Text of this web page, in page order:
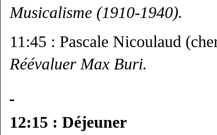
Musicalisme (1910-1940).
11:45 : Pascale Nicoulaud
Réévaluer Max Buri.
12:15 : Déjeuner